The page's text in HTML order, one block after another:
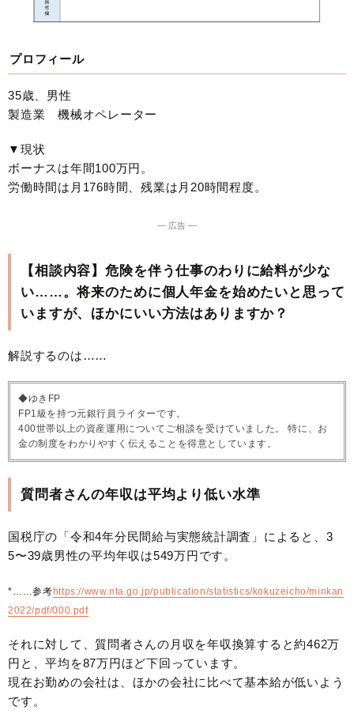
プロフィール
35歳、男性
製造業 機械オペレーター
▼現状
ボーナスは年間100万円。
労働時間は月176時間、残業は月20時間程度。
― 広告 ―
【相談内容】危険を伴う仕事のわりに給料が少な
い……。将来のために個人年金を始めたいと思って
いますが、ほかにいい方法はありますか？
解説するのは……
◆ゆきFP
FP1級を持つ元銀行員ライターです。
400世帯以上の資産運用についてご相談を受けていました。 特に、お
金の制度をわかりやすく伝えることを得意としています。
質問者さんの年収は平均より低い水準
国税庁の「令和4年分民間給与実態統計調査」によると、3
5〜39歳男性の平均年収は549万円です。
*……参考 https://www.nta.go.jp/publication/statistics/kokuzeicho/minkan
2022/pdf/000.pdf
それに対して、質問者さんの月収を年収換算すると約462万
円と、平均を87万円ほど下回っています。
現在お勤めの会社は、ほかの会社に比べて基本給が低いよう
です。